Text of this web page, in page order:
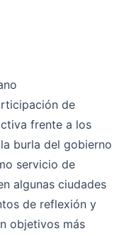
de
frente a los
burla del gobierno
servicio de
algunas ciudades
de reflexión y
objetivos más